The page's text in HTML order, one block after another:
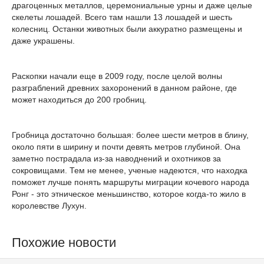
драгоценных металлов, церемониальные урны и даже целые
скелеты лошадей. Всего там нашли 13 лошадей и шесть
колесниц. Останки животных были аккуратно размещены и
даже украшены.
Раскопки начали еще в 2009 году, после целой волны
разграблений древних захоронений в данном районе, где
может находиться до 200 гробниц.
Гробница достаточно большая: более шести метров в блину,
около пяти в ширину и почти девять метров глубиной. Она
заметно пострадала из-за наводнений и охотников за
сокровищами. Тем не менее, ученые надеются, что находка
поможет лучше понять маршруты миграции кочевого народа
Ронг - это этническое меньшинство, которое когда-то жило в
королевстве Лухун.
Похожие новости